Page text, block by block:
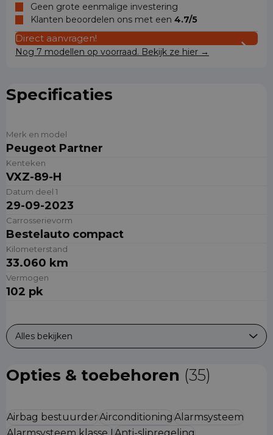
Geen grote eenmalige investering
Klanten beoordelen ons met een 4.7/5
Direct aanvragen!
Nog 7 modellen op voorraad. Bekijk ze hier →
Specificaties
Merk en model
Peugeot Partner
Kenteken
VXZ-89-H
Datum deel 1
29-09-2023
Carrosserievorm
Bestelauto compact
Kilometerstand
33.060 km
Vermogen
102 pk
Alles bekijken
Opties & toebehoren (35)
Airbag bestuurderAirconditioning Alarmsysteem